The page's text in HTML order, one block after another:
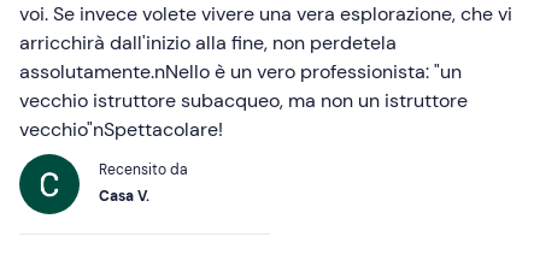
voi. Se invece volete vivere una vera esplorazione, che vi
arricchirà dall'inizio alla fine, non perdetela
assolutamente.nNello è un vero professionista: "un
vecchio istruttore subacqueo, ma non un istruttore
vecchio"nSpettacolare!
Recensito da
Casa V.